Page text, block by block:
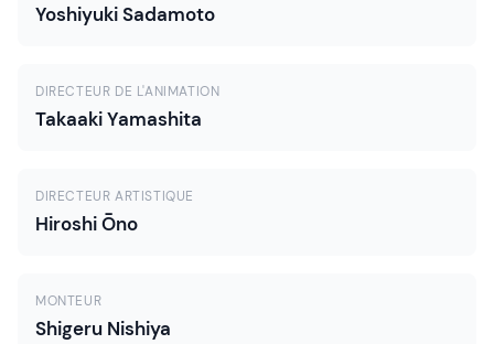
Yoshiyuki Sadamoto
DIRECTEUR DE L'ANIMATION
Takaaki Yamashita
DIRECTEUR ARTISTIQUE
Hiroshi Ōno
MONTEUR
Shigeru Nishiya